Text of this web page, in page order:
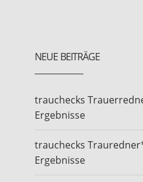
NEUE BEITRÄGE
trauchecks
Ergebnisse
trauchecks
Ergebnisse